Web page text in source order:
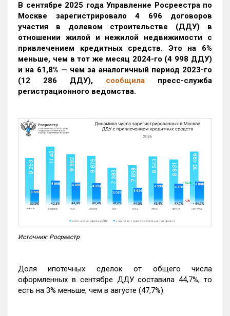
В сентябре 2025 года Управление Росреестра по
Москве зарегистрировало 4 696 договоров
участия в долевом строительстве (ДДУ) в
отношении жилой и нежилой недвижимости с
привлечением кредитных средств. Это на 6%
меньше, чем в тот же месяц 2024-го (4 998 ДДУ)
и на 61,8% — чем за аналогичный период 2023-го
(12 286 ДДУ), сообщила пресс-служба
регистрационного ведомства.
Источник: Росреестр
Доля ипотечных сделок от общего числа
оформленных в сентябре ДДУ составила 44,7%, то
есть на 3% меньше, чем в августе (47,7%).